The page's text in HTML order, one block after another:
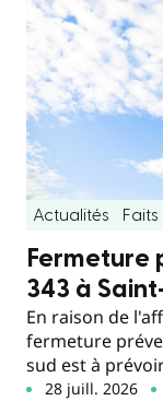
Actualités Faits
Fermeture
343 à
En raison de
fermeture
sud est à
28 juill. 2026